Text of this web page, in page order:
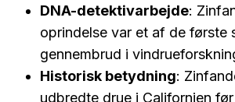
DNA-detektivarbejde:
oprindelse var et af de første
gennembrud i
Historisk betydning:
udbredte drue i Californien